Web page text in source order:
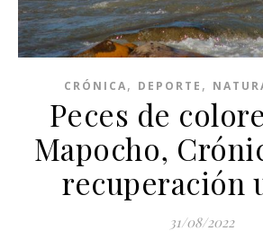
CRÓNICA, DEPORTE ,
Peces de
Mapocho,
recuperación
31/08/2022